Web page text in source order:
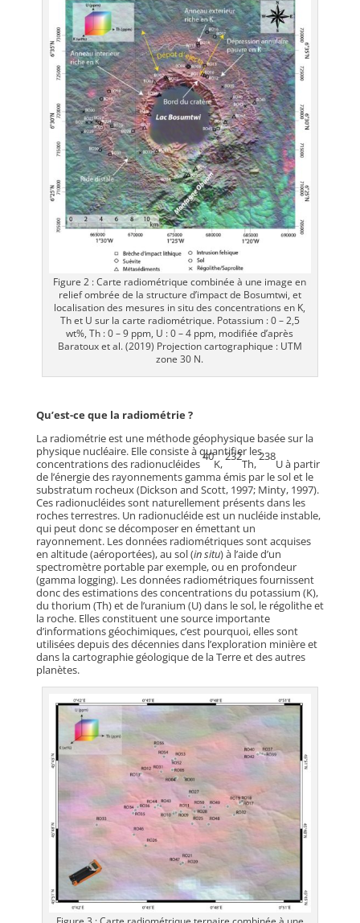
Figure 2 : Carte radiométrique combinée à une image en
relief ombrée de la structure d’impact de Bosumtwi, et
localisation des mesures in situ des concentrations en K,
Th et U sur la carte radiométrique. Potassium : 0 – 2,5
wt%, Th : 0 – 9 ppm, U : 0 – 4 ppm, modifiée d’après
Baratoux et al. (2019) Projection cartographique : UTM
zone 30 N.
Qu’est-ce que la radiométrie ?
La radiométrie est une méthode géophysique basée sur la
physique nucléaire. Elle consiste à quantifier les
concentrations des radionucléides
40
K,
232
Th,
238
U à partir
de l’énergie des rayonnements gamma émis par le sol et le
substratum rocheux (Dickson and Scott, 1997; Minty, 1997).
Ces radionucléides sont naturellement présents dans les
roches terrestres. Un radionucléide est un nucléide instable,
qui peut donc se décomposer en émettant un
rayonnement. Les données radiométriques sont acquises
en altitude (aéroportées), au sol (in situ) à l’aide d’un
spectromètre portable par exemple, ou en profondeur
(gamma logging). Les données radiométriques fournissent
donc des estimations des concentrations du potassium (K),
du thorium (Th) et de l’uranium (U) dans le sol, le régolithe et
la roche. Elles constituent une source importante
d’informations géochimiques, c’est pourquoi, elles sont
utilisées depuis des décennies dans l’exploration minière et
dans la cartographie géologique de la Terre et des autres
planètes.